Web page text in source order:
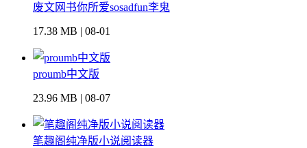
废文网书你所爱sosadfun李鬼
17.38 MB | 08-01
proumb中文版
23.96 MB | 08-07
笔趣阁纯净版小说阅读器